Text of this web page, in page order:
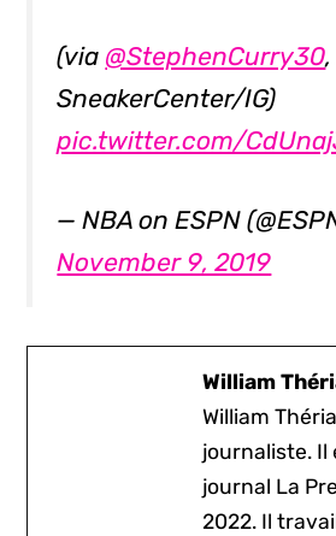
(via @StephenCurry30
SneakerCenter/IG)
pic.twitter.com/
— NBA on ESPN
November 9, 2019
William
William
journaliste. Il
journal La
2022. Il